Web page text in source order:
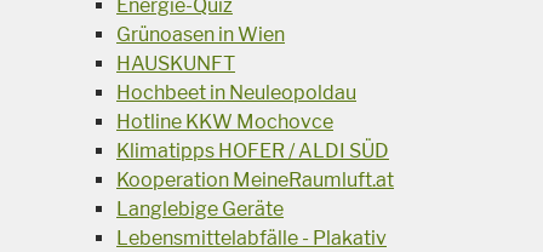
Energie-Quiz
Grünoasen in Wien
HAUSKUNFT
Hochbeet in Neuleopoldau
Hotline KKW Mochovce
Klimatipps HOFER / ALDI SÜD
Kooperation MeineRaumluft.at
Langlebige Geräte
Lebensmittelabfälle - Plakativ